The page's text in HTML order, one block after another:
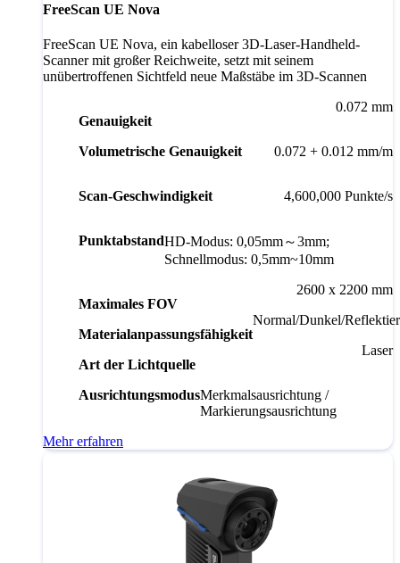
FreeScan UE Nova
FreeScan UE Nova, ein kabelloser 3D-Laser-Handheld-
Scanner mit großer Reichweite, setzt mit seinem
unübertroffenen Sichtfeld neue Maßstäbe im 3D-Scannen
Genauigkeit
0.072 mm
Volumetrische Genauigkeit 0.072 + 0.012 mm/m
Scan-Geschwindigkeit 4,600,000 Punkte/s
PunktabstandHD-Modus: 0,05mm～3mm;
Schnellmodus: 0,5mm~10mm
Maximales FOV
2600 x 2200 mm
Materialanpassungsfähigkeit
Normal/Dunkel/
Art der Lichtquelle
Laser
AusrichtungsmodusMerkmalsausrichtung /
Markierungsausrichtung
Mehr erfahren